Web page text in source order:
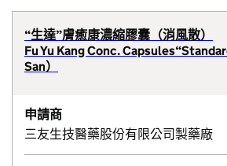
“生達”膚癒康濃縮膠囊（消風散）
Fu Yu Kang Conc.
San）
申請商
三友生技醫藥股份有限公司製藥廠